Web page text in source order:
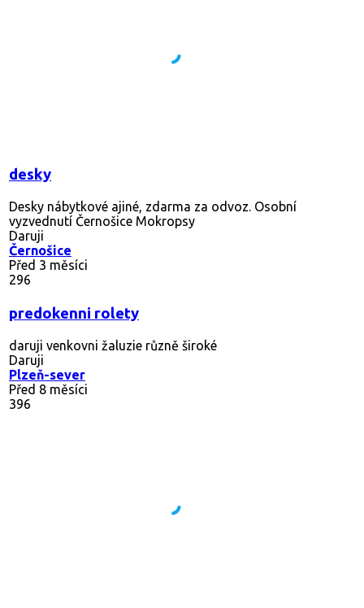
desky
Desky nábytkové ajiné, zdarma za odvoz. Osobní
vyzvednutí Černošice Mokropsy
Daruji
Černošice
Před 3 měsíci
296
predokenni rolety
daruji venkovni žaluzie různě široké
Daruji
Plzeň-sever
Před 8 měsíci
396